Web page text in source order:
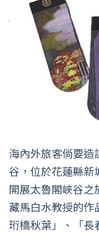
海內外旅客倘要
谷，位於花蓮縣新
開展太魯閣峽谷
藏馬白水教授的作
珩橋秋葉」、「長